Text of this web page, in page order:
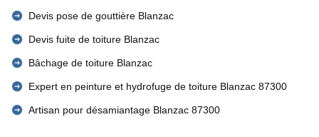
Devis pose de gouttière Blanzac
Devis fuite de toiture Blanzac
Bâchage de toiture Blanzac
Expert en peinture et hydrofuge de toiture Blanzac 87300
Artisan pour désamiantage Blanzac 87300